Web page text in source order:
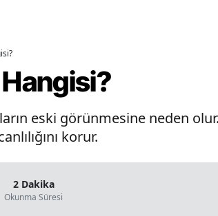
Hangisi?
eski görünmesine neden
korur.
2 Dakika
Okunma Süresi